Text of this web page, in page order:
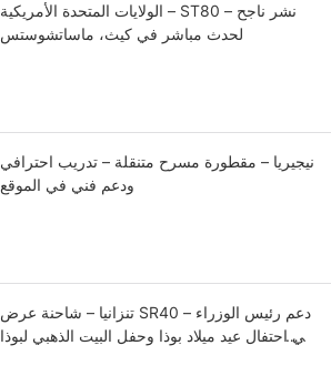
الولايات المتحدة الأمريكية – ST80 – نشر ناجح
لحدث مباشر في كيث، ماساتشوستس
نيجيريا – مقطورة مسرح متنقلة – تدريب احترافي
ودعم فني في الموقع
تنزانيا – شاحنة عرض SR40 – دعم رئيس الوزراء
في احتفال عيد ميلاد بوذا وحفل البيت الذهبي لبوذا